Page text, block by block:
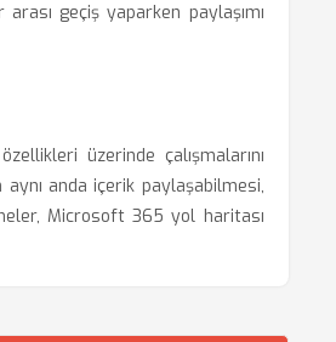
geçiş yaparken paylaşımı
üzerinde çalışmalarını
anda içerik paylaşabilmesi,
Microsoft 365 yol haritası